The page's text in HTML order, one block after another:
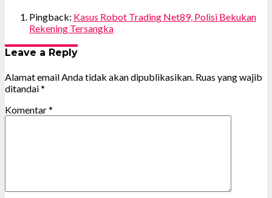
Pingback: Kasus Robot Trading Net89, Polisi Bekukan
Rekening Tersangka
Leave a Reply
Alamat email Anda tidak akan dipublikasikan. Ruas yang wajib
ditandai*
Komentar*